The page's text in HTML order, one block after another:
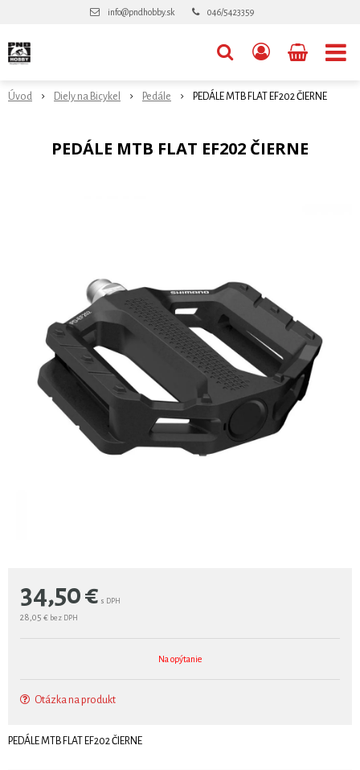
info@pndhobby.sk 046/5423359
Úvod Diely na Bicykel Pedále PEDÁLE MTB FLAT EF202 ČIERNE
PEDÁLE MTB FLAT EF202 ČIERNE
34,50€ s DPH
28,05 € bez DPH
Na opýtanie
Otázka na produkt
PEDÁLE MTB FLAT EF202 ČIERNE